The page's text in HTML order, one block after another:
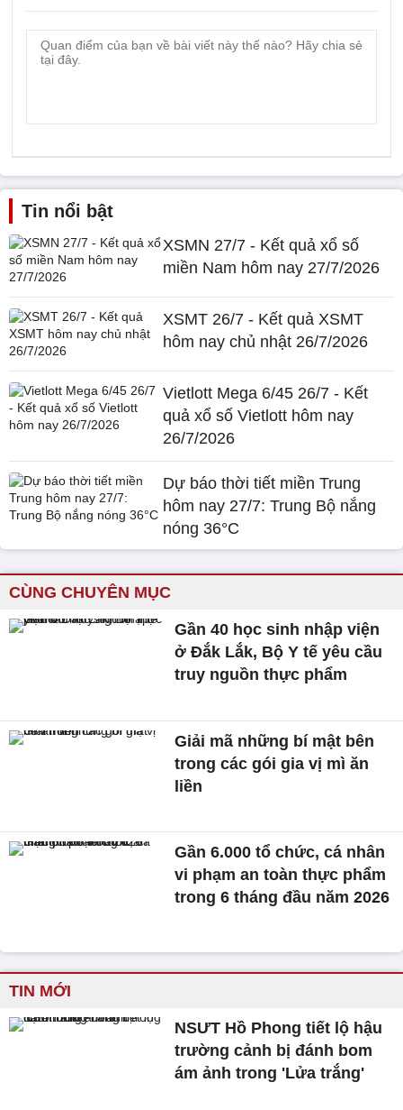
Tin nổi bật
XSMN 27/7 - Kết quả xổ số
miền Nam hôm nay 27/7/2026
XSMT 26/7 - Kết quả XSMT
hôm nay chủ nhật 26/7/2026
Vietlott Mega 6/45 26/7 - Kết
quả xổ số Vietlott hôm nay
26/7/2026
Dự báo thời tiết miền Trung
hôm nay 27/7: Trung Bộ nắng
nóng 36°C
CÙNG CHUYÊN MỤC
Gần 40 học sinh nhập viện
ở Đắk Lắk, Bộ Y tế yêu cầu
truy nguồn thực phẩm
Giải mã những bí mật bên
trong các gói gia vị mì ăn
liền
Gần 6.000 tổ chức, cá nhân
vi phạm an toàn thực phẩm
trong 6 tháng đầu năm 2026
TIN MỚI
NSƯT Hồ Phong tiết lộ hậu
trường cảnh bị đánh bom
ám ảnh trong 'Lửa trắng'